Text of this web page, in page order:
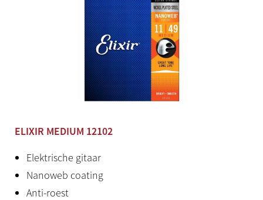
ELIXIR MEDIUM 12102
Elektrische gitaar
Nanoweb coating
Anti-roest